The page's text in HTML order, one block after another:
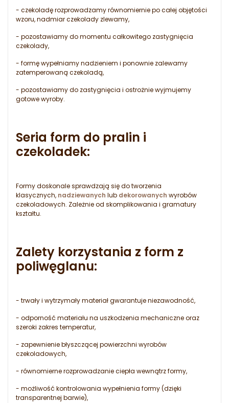
- czekoladę rozprowadzamy równomiernie po całej objętości
wzoru, nadmiar czekolady zlewamy,
- pozostawiamy do momentu całkowitego zastygnięcia
czekolady,
- formę wypełniamy nadzieniem i ponownie zalewamy
zatemperowaną czekoladą,
- pozostawiamy do zastygnięcia i ostrożnie wyjmujemy
gotowe wyroby.
Seria form do pralin i
czekoladek:
Formy doskonale sprawdzają się do tworzenia
klasycznych, nadziewanych lub dekorowanych wyrobów
czekoladowych. Zależnie od skomplikowania i gramatury
kształtu.
Zalety korzystania z form z
poliwęglanu:
- trwały i wytrzymały materiał gwarantuje niezawodność,
- odporność materiału na uszkodzenia mechaniczne oraz
szeroki zakres temperatur,
- zapewnienie błyszczącej powierzchni wyrobów
czekoladowych,
- równomierne rozprowadzanie ciepła wewnątrz formy,
- możliwość kontrolowania wypełnienia formy (dzięki
transparentnej barwie),